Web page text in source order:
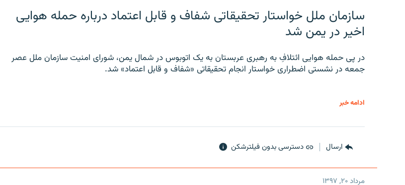
سازمان ملل خواستار تحقیقاتی شفاف و قابل اعتماد درباره حمله هوایی
اخیر در یمن شد
در پی حمله هوایی ائتلافِ به رهبری عربستان به یک اتوبوس در شمال یمن، شورای امنیت سازمان ملل عصر
جمعه در نشستی اضطراری خواستار انجام تحقیقاتی «شفاف و قابل اعتماد» شد.
ادامه خبر
ارسال دسترسی بدون فیلترشکن
مرداد ۲۰, ۱۳۹۷